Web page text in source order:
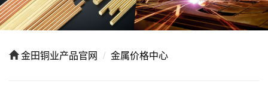
金田铜业产品官网 金属价格中心